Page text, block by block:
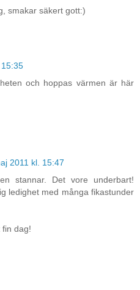
smakar säkert gott:)
och hoppas värmen är här
2011 kl. 15:47
stannar. Det vore underbart!
ledighet med många fikastunder
dag!